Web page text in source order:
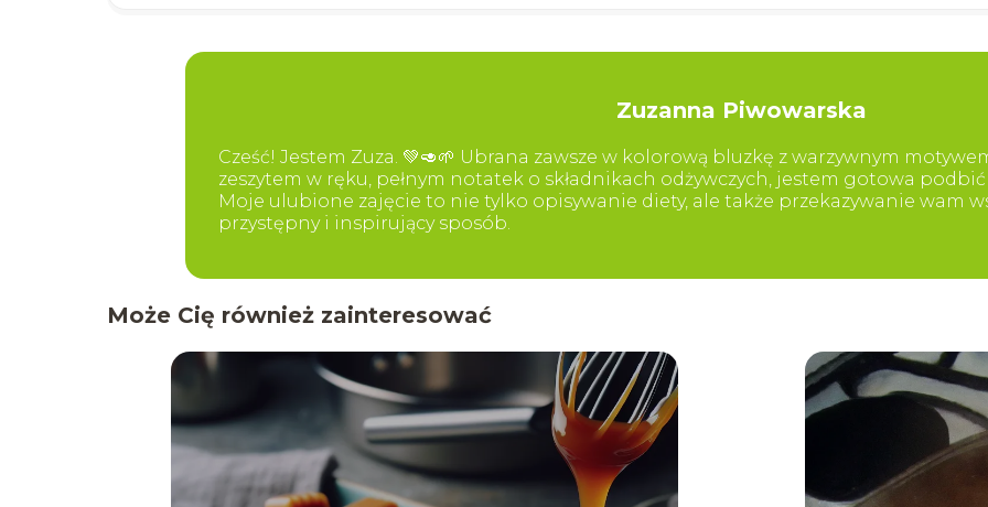
Zuzanna Piwowarska
Cześć! Jestem Zuza. 💚🥑🌱 Ubrana zawsze w kolorową bluzkę z warzywnym
zeszytem w ręku, pełnym notatek o składnikach odżywczych, jestem gotowa
Moje ulubione zajęcie to nie tylko opisywanie diety, ale także przekazywanie wam
przystępny i inspirujący sposób.
Może Cię również zainteresować